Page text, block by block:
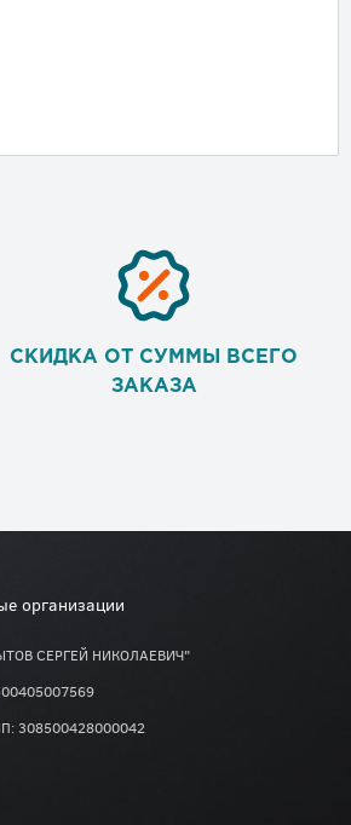
СКИДКА ОТ СУММЫ ВСЕГО
ЗАКАЗА
организации
СЕРГЕЙ НИКОЛАЕВИЧ"
308500428000042